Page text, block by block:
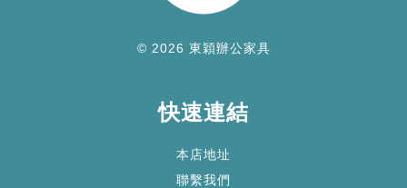
© 2026 東穎辦公家具
快速連結
本店地址
聯繫我們